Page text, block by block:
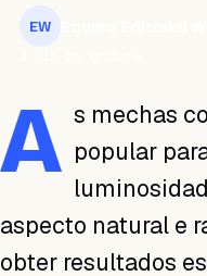
EW
A s mechas
popular
aspecto natural e
obter resultados